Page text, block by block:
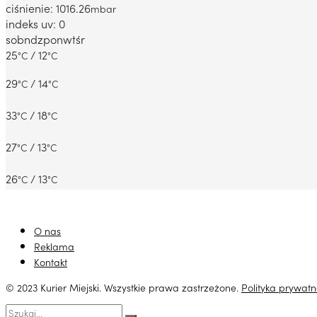
ciśnienie: 1016.26mbar
indeks uv: 0
sobndzponwtśr
25°C / 12°C
29°C / 14°C
33°C / 18°C
27°C / 13°C
26°C / 13°C
O nas
Reklama
Kontakt
© 2023 Kurier Miejski. Wszystkie prawa zastrzeżone. Polityka